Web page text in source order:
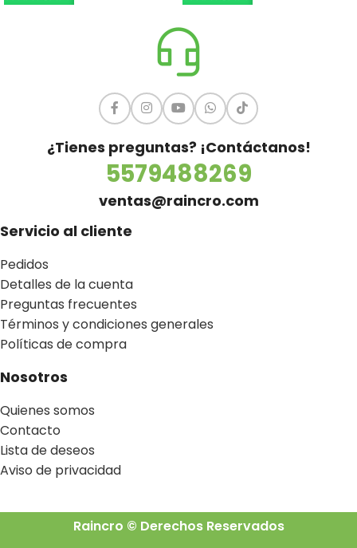
¿Tienes preguntas? ¡Contáctanos!
5579488269
ventas@raincro.com
Servicio al cliente
Pedidos
Detalles de la cuenta
Preguntas frecuentes
Términos y condiciones generales
Políticas de compra
Nosotros
Quienes somos
Contacto
Lista de deseos
Aviso de privacidad
Raincro © Derechos Reservados